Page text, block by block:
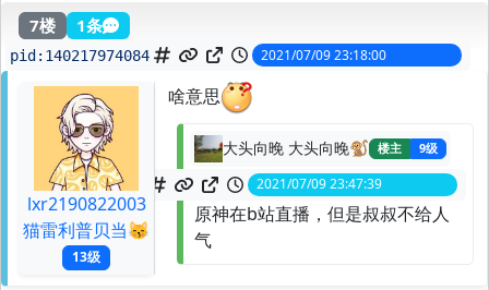
7楼 1条
pid: 140217974084 2021/07/09 23:18:00
lxr2190822003
猫雷利普贝当😽
13级
啥意思
大头向晚 大头向晚🐒 楼主 9级
140218385280 2021/07/09 23:47:39
原神在b站直播，但是叔叔不给人
气